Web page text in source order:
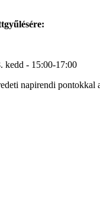
‐ 15:00‐17:00
napirendi pontokkal